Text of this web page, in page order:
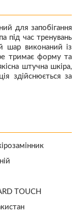
для запобігання
під час тренувань
шар виконаний із
тримає форму та
штучна шкіра,
здійснюється за
TOUCH